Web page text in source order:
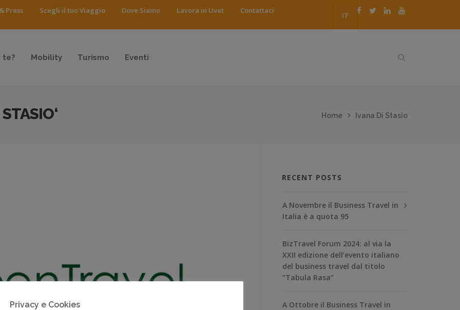
IT
Press Scegli il tuo Viaggio Dove Siamo Lavora in Uvet Contattaci
te? Mobility Turismo Eventi
Home Ivana Di Stasio
RECENT POSTS
A Novembre il Business Travel in
Italia è a quota 95
BizTravel Forum 2024: al via la
XXII edizione dell’evento italiano
del business travel dal titolo
“Tabula Rasa”
A Ottobre il Business Travel in
Privacy e Cookies